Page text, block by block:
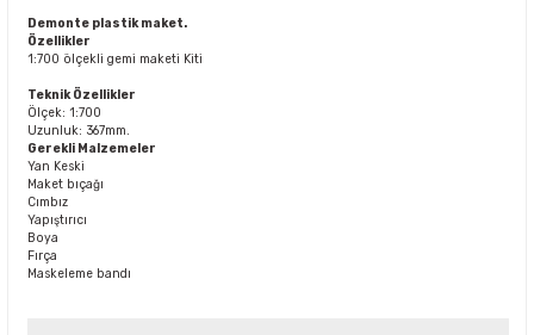
Demonte plastik maket.
Özellikler
1:700 ölçekli gemi maketi Kiti
Teknik Özellikler
Ölçek: 1:700
Uzunluk: 367mm.
Gerekli Malzemeler
Yan Keski
Maket bıçağı
Cımbız
Yapıştırıcı
Boya
Fırça
Maskeleme bandı